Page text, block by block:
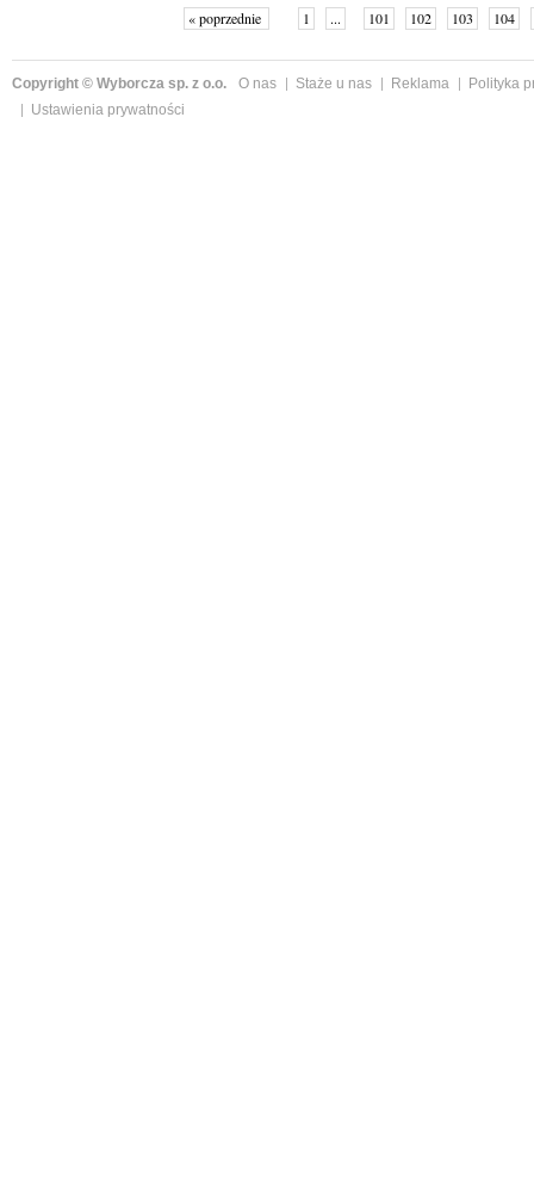
« poprzednie 1 ... 101 102 103 104
Copyright © Wyborcza sp. z o.o. O nas Staże u nas Reklama
Polityka
Ustawienia prywatności